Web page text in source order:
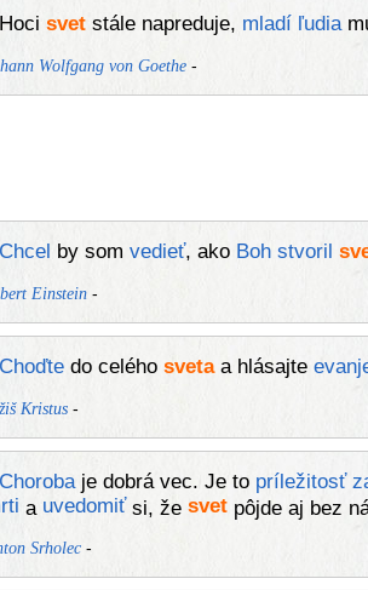
Hoci svetstále napreduje, mladí ľudia
Wolfgang von Goethe-
Chcel by som vedieť, ako Boh stvoril
Einstein-
Choďtedo celého svetaa hlásajte
Kristus-
Chorobaje dobrá vec. Je to príležitosť
a uvedomiťsi, že svetpôjde aj bez
Srholec-